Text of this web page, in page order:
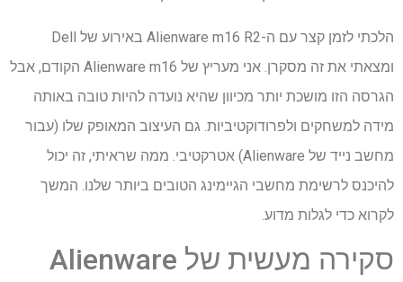
הלכתי לזמן קצר עם ה-Alienware m16 R2 באירוע של Dell
ומצאתי את זה מסקרן. אני מעריץ של Alienware m16 הקודם, אבל
הגרסה הזו מושכת יותר מכיוון שהיא נועדה להיות טובה באותה
מידה למשחקים ולפרודוקטיביות. גם העיצוב המאופק שלו (עבור
מחשב נייד של Alienware) אטרקטיבי. ממה שראיתי, זה יכול
להיכנס לרשימת מחשבי הגיימינג הטובים ביותר שלנו. המשך
לקרוא כדי לגלות מדוע.
סקירה מעשית של Alienware